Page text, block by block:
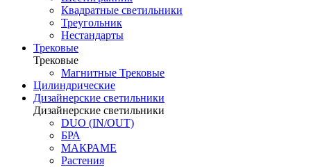
Квадратные светильники
Треугольник
Нестандарты
Трековые
Трековые
Магнитные Трековые
Цилиндрические
Дизайнерские светильники
Дизайнерские светильники
DUO (IN/OUT)
БРА
МАКРАМЕ
Растения